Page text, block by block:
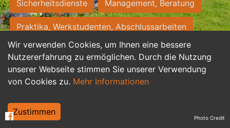
Wir verwenden Cookies, um Ihnen eine bessere
Nutzererfahrung zu ermöglichen. Durch die Nutzung
unserer Webseite stimmen Sie unserer Verwendung
von Cookies zu. Mehr Informationen
Zustimmen
Sicherheitsdienste Management, Beratung
Praktika, Werkstudenten, Abschlussarbeiten
Personalwesen Assistenz, Sekretariat
Hilfskräfte, Aushilfs- und Nebenjobs
Weiterbildung, Studium, duale Ausbildung Photo Credit